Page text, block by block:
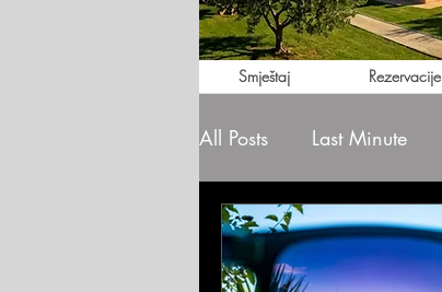
Smještaj Rezervacije
All Posts Last Minute